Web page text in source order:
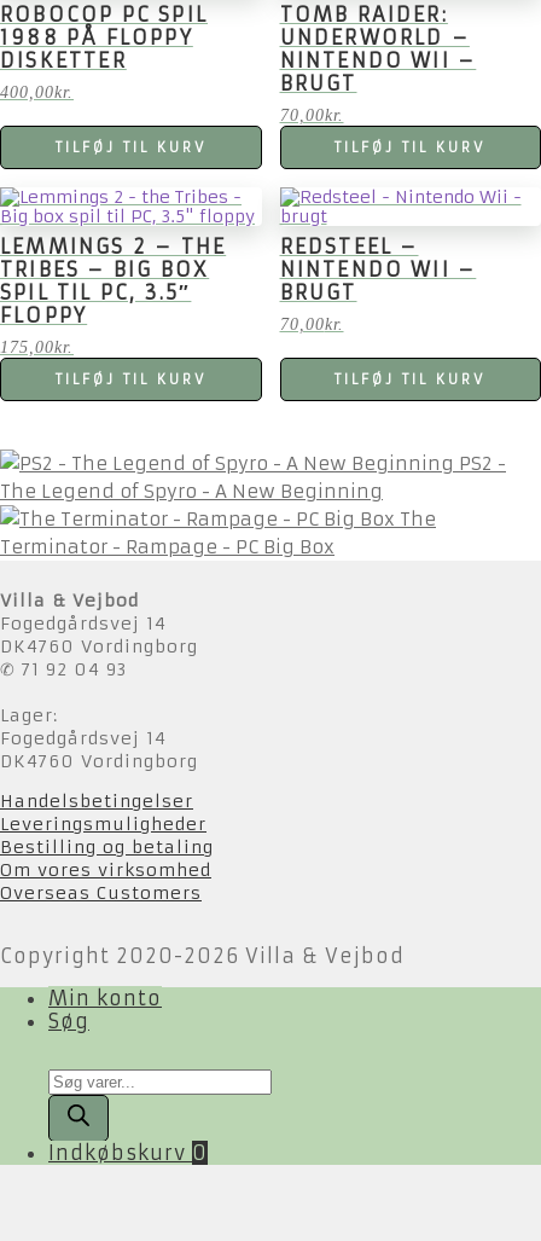
ROBOCOP PC SPIL
1988 PÅ FLOPPY
DISKETTER
400,00kr.
TILFØJ TIL KURV
TOMB RAIDER:
UNDERWORLD –
NINTENDO WII –
BRUGT
70,00kr.
TILFØJ TIL KURV
LEMMINGS 2 – THE
TRIBES – BIG BOX
SPIL TIL PC, 3.5″
FLOPPY
175,00kr.
TILFØJ TIL KURV
REDSTEEL –
NINTENDO WII –
BRUGT
70,00kr.
TILFØJ TIL KURV
PS2 -
The Legend of Spyro - A New Beginning
The
Terminator - Rampage - PC Big Box
Villa & Vejbod
Fogedgårdsvej 14
DK4760 Vordingborg
✆ 71 92 04 93
Lager:
Fogedgårdsvej 14
DK4760 Vordingborg
Handelsbetingelser
Leveringsmuligheder
Bestilling og betaling
Om vores virksomhed
Overseas Customers
Copyright 2020-2026 Villa & Vejbod
Min konto
Søg
Products
search
Indkøbskurv 0